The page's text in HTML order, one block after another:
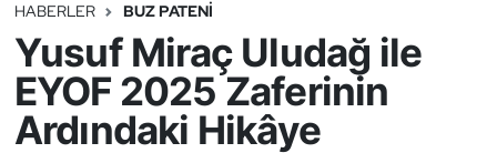
HABERLER BUZ PATENI
Yusuf Miraç Uludağ ile
EYOF 2025 Zaferinin
Ardındaki Hikâye
Binicilik
Bisiklet